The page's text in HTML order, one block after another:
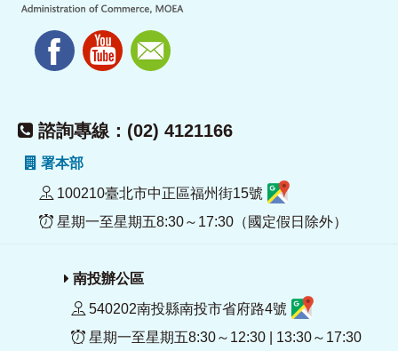
諮詢專線：(02) 4121166
署本部
100210臺北市中正區福州街15號
星期一至星期五8:30～17:30（國定假日除外）
南投辦公區
540202南投縣南投市省府路4號
星期一至星期五8:30～12:30 | 13:30～17:30